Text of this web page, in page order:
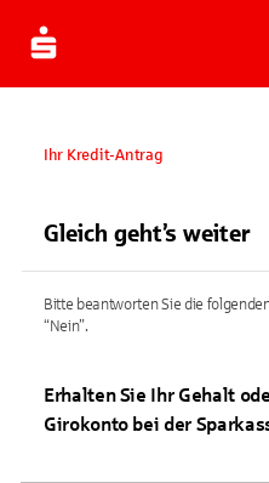
Ihr Kredit-Antrag
Gleich geht’s weiter
Bitte beantworten Sie die
“Nein”.
Erhalten Sie Ihr Gehalt
Girokonto bei der